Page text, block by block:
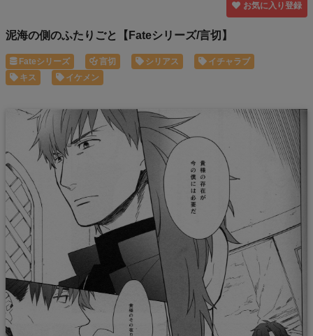
お気に入り登録
泥海の側のふたりごと【Fateシリーズ/言切】
Fateシリーズ 言切 シリアス
イチャラブ
キス
イケメン